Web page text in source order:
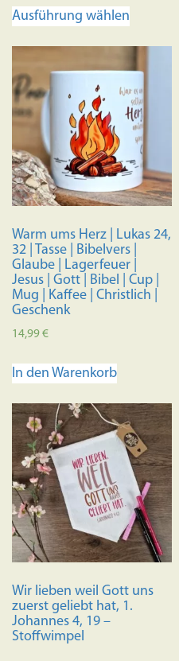
Ausführung wählen
auf.
Die
Optionen
können
auf
der
gewählt
werden
Warm ums Herz | Lukas 24,
32 | Tasse | Bibelvers |
Glaube | Lagerfeuer |
Jesus | Gott | Bibel | Cup |
Mug | Kaffee | Christlich |
Geschenk
14,99€
In den Warenkorb
Wir lieben weil Gott uns
zuerst geliebt hat, 1.
Johannes 4, 19 –
Stoffwimpel